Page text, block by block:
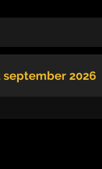
september 2026